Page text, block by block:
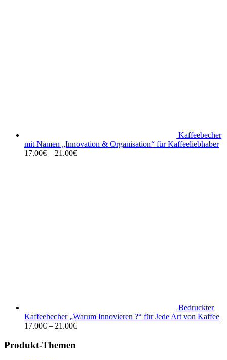
Kaffeebecher
mit Namen „Innovation & Organisation“ für Kaffeeliebhaber
17.00€ – 21.00€
Bedruckter
Kaffeebecher „Warum Innovieren ?“ für Jede Art von Kaffee
17.00€ – 21.00€
Produkt-Themen